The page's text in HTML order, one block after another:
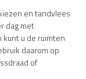
en tandvlees
dag met
u de ruimten
daarom op
of